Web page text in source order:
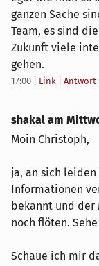
ganzen Sache
Team, es sind
Zukunft viele
gehen.
17:00 Link Antwort
shakal am
Moin Christoph,
ja, an sich
Informationen
bekannt und der
noch flöten.
Schaue ich mir